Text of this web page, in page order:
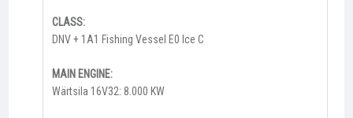
CLASS:
DNV + 1A1 Fishing Vessel E0 Ice C
MAIN ENGINE:
Wärtsila 16V32: 8.000 KW